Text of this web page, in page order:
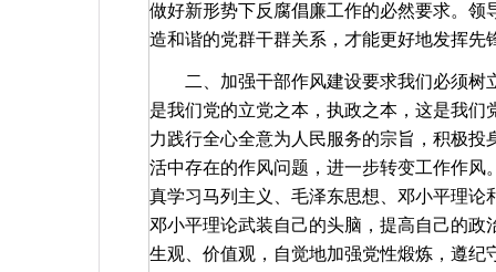
做好新形势下反腐倡廉工作的必然要求。
造和谐的党群干群关系，才能更好地发挥
二、加强干部作风建设要求我们必须
是我们党的立党之本，执政之本，这是我
力践行全心全意为人民服务的宗旨，积极投
活中存在的作风问题，进一步转变工作作风
真学习马列主义、毛泽东思想、邓小平理论
邓小平理论武装自己的头脑，提高自己的
生观、价值观，自觉地加强党性煅炼，遵